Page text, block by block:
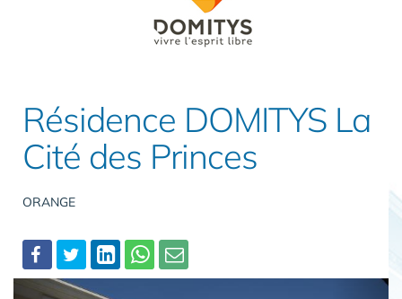
Résidence DOMITYS La
Cité des Princes
ORANGE
Partager